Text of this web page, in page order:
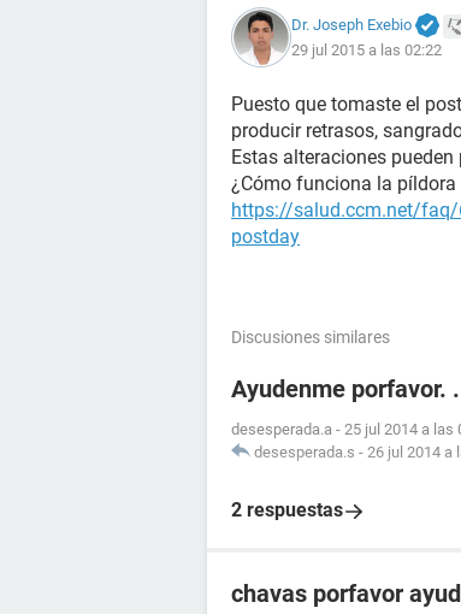
Dr. Joseph Exebio
29 jul 2015 a las 02:22
Puesto que tomaste el
producir retrasos,
Estas alteraciones
¿Cómo funciona la
https://salud.ccm.net/faq/
postday
Discusiones similares
Ayudenme porfavor.
desesperada.a - 25 jul 2014 a las
desesperada.s - 26 jul 2014 a
2 respuestas
chavas porfavor